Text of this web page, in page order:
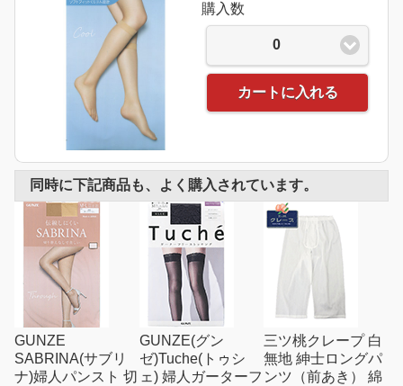
購入数
0
カートに入れる
同時に下記商品も、よく購入されています。
GUNZE
SABRINA(サブリ
ナ)婦人パンスト 切
GUNZE(グン
ゼ)Tuche(トゥシ
ェ) 婦人ガーターフ
三ツ桃クレープ 白
無地 紳士ロングパ
ンツ（前あき） 綿